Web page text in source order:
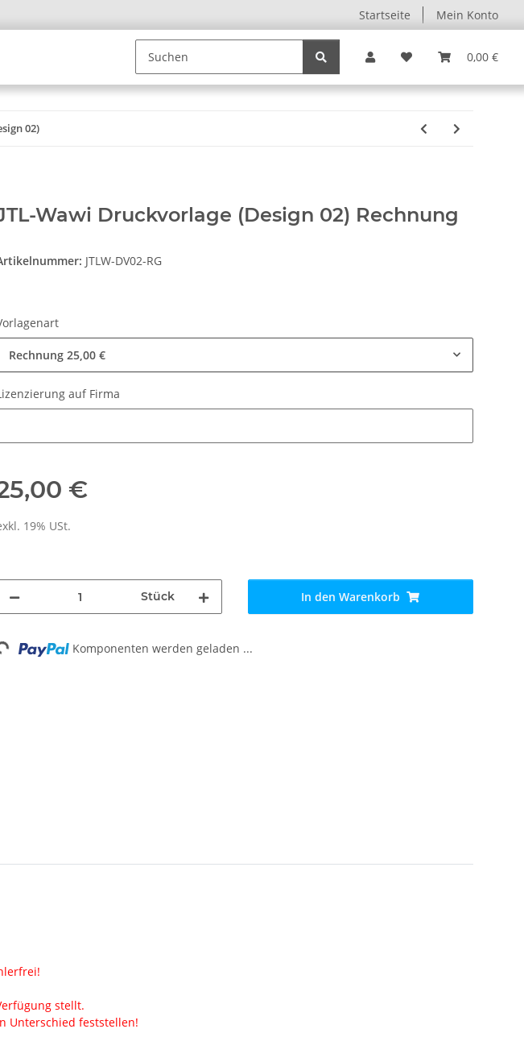
Startseite Mein Konto
0,00 €
02)
Wawi Druckvorlage (Design 02) Rechnung
JTLW-DV02-RG
Rechnung 25,00 €
auf Firma
€
19% USt.
Stück In den Warenkorb
Komponenten werden geladen ...
stellt.
Unterschied feststellen!